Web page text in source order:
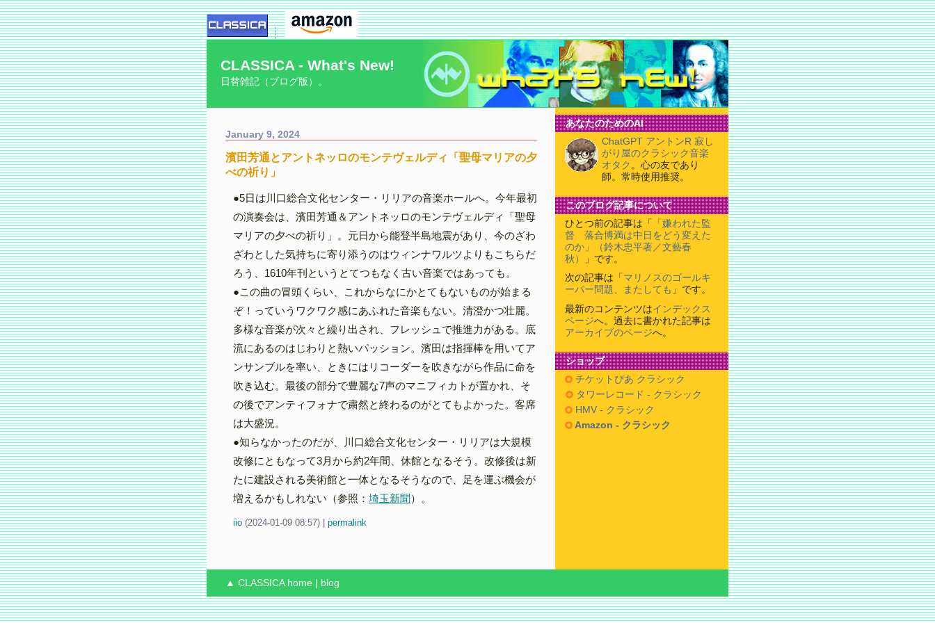
CLASSICA - What's New!
日替雑記（ブログ版）。
January 9, 2024
濱田芳通とアントネッロのモンテヴェルディ「聖母マリアの夕
べの祈り」
●5日は川口総合文化センター・リリアの音楽ホールへ。今年最初
の演奏会は、濱田芳通＆アントネッロのモンテヴェルディ「聖母
マリアの夕べの祈り」。元日から能登半島地震があり、今のざわ
ざわとした気持ちに寄り添うのはウィンナワルツよりもこちらだ
ろう、1610年刊というとてつもなく古い音楽ではあっても。
●この曲の冒頭くらい、これからなにかとてもないものが始まる
ぞ！っていうワクワク感にあふれた音楽もない。清澄かつ壮麗。
多様な音楽が次々と繰り出され、フレッシュで推進力がある。底
流にあるのはじわりと熱いパッション。濱田は指揮棒を用いてア
ンサンブルを率い、ときにはリコーダーを吹きながら作品に命を
吹き込む。最後の部分で豊麗な7声のマニフィカトが置かれ、そ
の後でアンティフォナで粛然と終わるのがとてもよかった。客席
は大盛況。
●知らなかったのだが、川口総合文化センター・リリアは大規模
改修にともなって3月から約2年間、休館となるそう。改修後は新
たに建設される美術館と一体となるそうなので、足を運ぶ機会が
増えるかもしれない（参照： 埼玉新聞）。
iio (2024-01-09 08:57) | permalink
あなたのためのAI
ChatGPT アントンR 寂し
がり屋のクラシック音楽
オタク 。心の友であり
師。常時使用推奨。
このブログ記事について
ひとつ前の記事は「
「嫌われた監
督 落合博満は中日をどう変えた
のか」（鈴木忠平著／文藝春
秋）
」です。
次の記事は「 マリノスのゴールキ
ーパー問題、またしても 」です。
最新のコンテンツはインデックス
ページへ。過去に書かれた記事は
アーカイブのページへ。
ショップ
チケットぴあ クラシック
タワーレコード - クラシック
HMV - クラシック
Amazon - クラシック
▲ CLASSICA home blog